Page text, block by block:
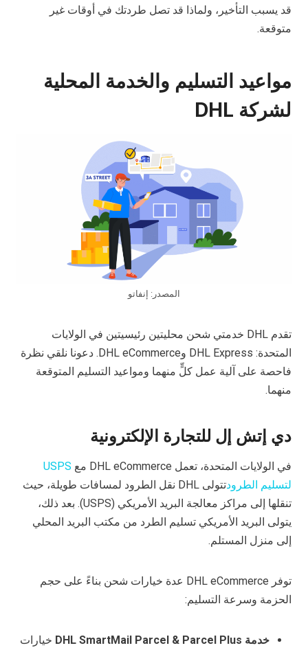
قد يسبب التأخير، ولماذا قد تصل طردتك في أوقات غير
متوقعة.
مواعيد التسليم والخدمة المحلية
لشركة DHL
المصدر: إنفاتو
تقدم DHL خدمتي شحن محليتين رئيسيتين في الولايات
المتحدة: DHL Express وDHL eCommerce. دعونا نلقي نظرة
فاحصة على آلية عمل كلٍّ منهما ومواعيد التسليم المتوقعة
منهما.
دي إتش إل للتجارة الإلكترونية
في الولايات المتحدة، تعمل DHL eCommerce مع
USPS
لتسليم الطرود
تتولى DHL نقل الطرود لمسافات طويلة، حيث
تنقلها إلى مراكز معالجة البريد الأمريكي (USPS). بعد ذلك،
يتولى البريد الأمريكي تسليم الطرد من مكتب البريد المحلي
إلى منزل المستلم.
توفر DHL eCommerce عدة خيارات شحن بناءً على حجم
الحزمة وسرعة التسليم:
خدمة DHL SmartMail Parcel & Parcel Plus
خيارات